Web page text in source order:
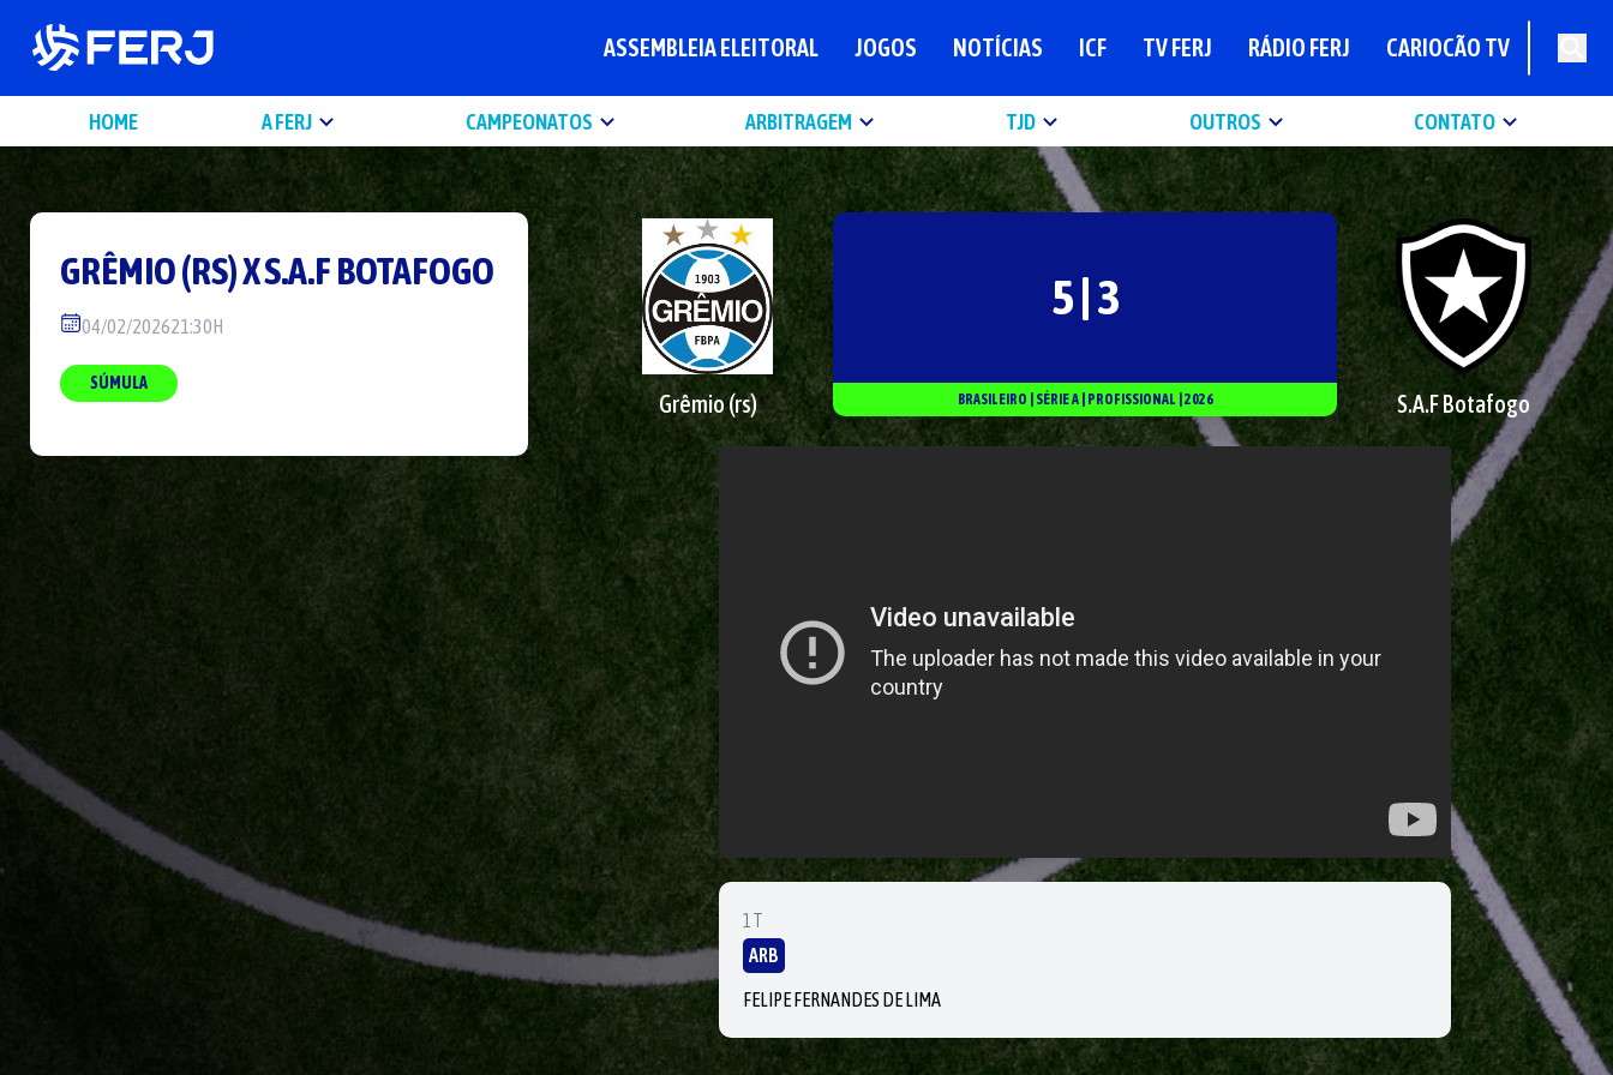
ASSEMBLEIA ELEITORAL JOGOS NOTÍCIAS ICF TV FERJ RÁDIO FERJ CARIOCÃO TV
HOME A FERJ CAMPEONATOS ARBITRAGEM TJD OUTROS CONTATO
GRÊMIO (RS)XS.A.F BOTAFOGO
04/02/202621:30H
SÚMULA
Grêmio (rs)
5 | 3
BRASILEIRO SÉRIEA PROFISSIONAL 2026 S.A.F Botafogo
1T
ARB
FELIPE FERNANDES DE LIMA